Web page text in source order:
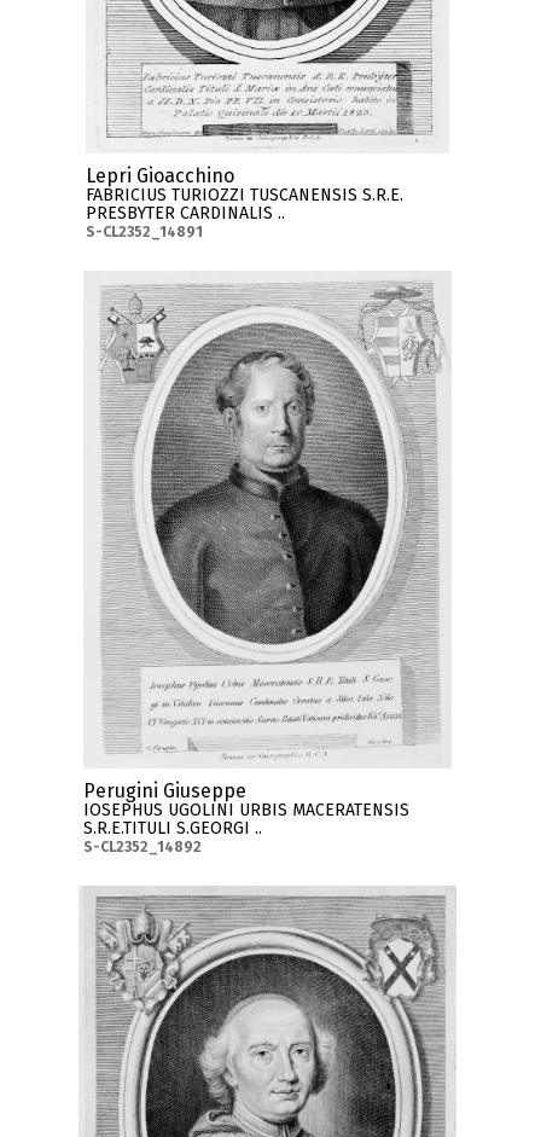
Lepri Gioacchino
FABRICIUS TURIOZZI TUSCANENSIS S.R.E.
PRESBYTER CARDINALIS ..
S-CL2352_14891
Perugini Giuseppe
IOSEPHUS UGOLINI URBIS MACERATENSIS
S.R.E.TITULI S.GEORGI ..
S-CL2352_14892